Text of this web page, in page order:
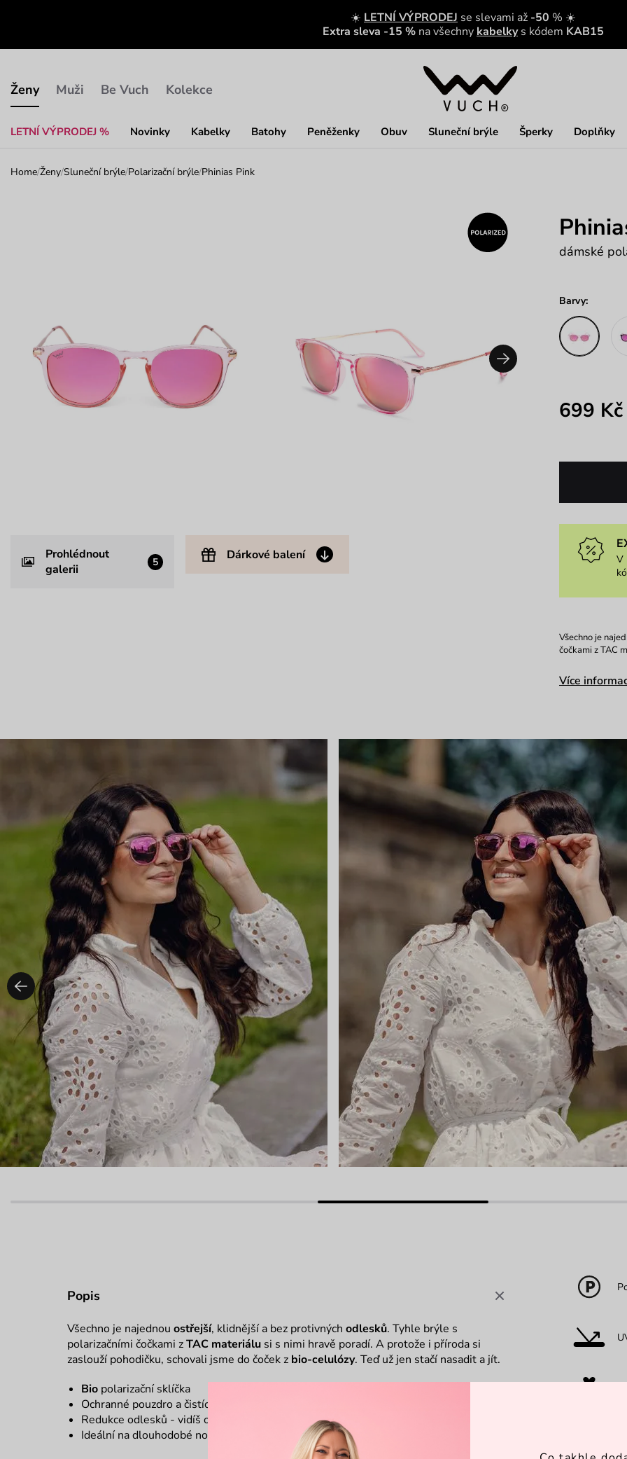
☀️ LETNÍ VÝPRODEJ se slevami až -50 % ☀️
Extra sleva -15 % na všechny kabelkys kódem KAB15
Ženy
LETNÍ VÝPRODEJ % Novinky Kabelky Batohy Peněženky Obuv Sluneční brýle Šperky Doplňky
Muži Be Vuch Kolekce
Home/Ženy/Sluneční brýle/Polarizační brýle/Phinias Pink
Prohlédnout
galerii
5 Dárkové balení
dámské
Barvy:
699 Kč
V
Všechno je
čočkami z TAC
Více
Popis
Všechno je najednou ostřejší, klidnější a bez protivných odlesků. Tyhle brýle s
polarizačními čočkami zTAC materiálu si s nimi hravě poradí. A protože i příroda si
zaslouží pohodičku, schovali jsme do čoček z bio-celulózy. Teď už jen stačí nasadit a jít.
Bio polarizační sklíčka
Ochranné pouzdro a čistící hadřík
Redukce odlesků - vidíš ostřeji a bez oslnění
Ideální na dlouhodobé nošení bez únavy očí